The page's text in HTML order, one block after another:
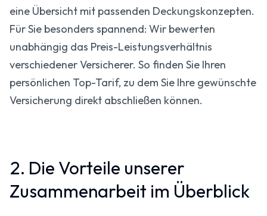
eine Übersicht mit passenden Deckungskonzepten.
Für Sie besonders spannend: Wir bewerten
unabhängig das Preis-Leistungsverhältnis
verschiedener Versicherer. So finden Sie Ihren
persönlichen Top-Tarif, zu dem Sie Ihre gewünschte
Versicherung direkt abschließen können.
2. Die Vorteile unserer
Zusammenarbeit im Überblick